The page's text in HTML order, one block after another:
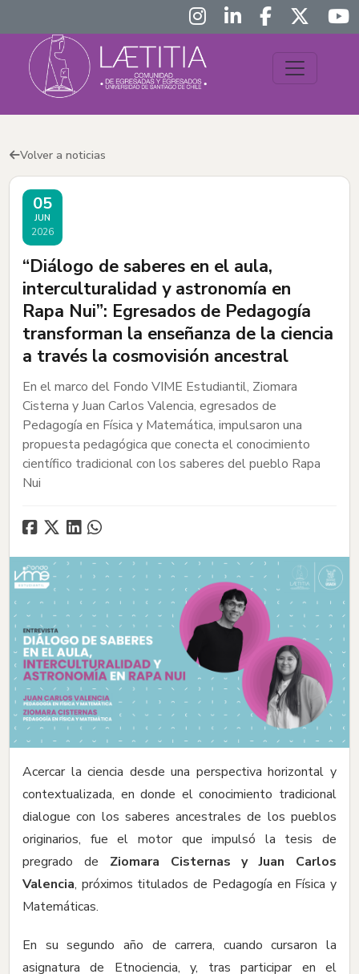
Volver a noticias
05
JUN
2026
“Diálogo de saberes en el aula,
interculturalidad y astronomía en
Rapa Nui”: Egresados de Pedagogía
transforman la enseñanza de la ciencia
a través la cosmovisión ancestral
En el marco del Fondo VIME Estudiantil, Ziomara
Cisterna y Juan Carlos Valencia, egresados de
Pedagogía en Física y Matemática, impulsaron una
propuesta pedagógica que conecta el conocimiento
científico tradicional con los saberes del pueblo Rapa
Nui
Acercar la ciencia desde una perspectiva horizontal y
contextualizada, en donde el conocimiento tradicional
dialogue con los saberes ancestrales de los pueblos
originarios, fue el motor que impulsó la tesis de
pregrado de Ziomara Cisternas y Juan Carlos
Valencia, próximos titulados de Pedagogía en Física y
Matemáticas.
En su segundo año de carrera, cuando cursaron la
asignatura de Etnociencia, y, tras participar en el